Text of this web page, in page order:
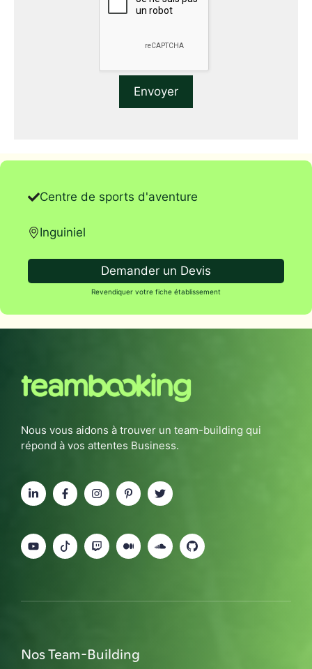
Centre de sports d'aventure
Inguiniel
Demander un Devis
Revendiquer votre fiche établissement
Nous vous aidons à trouver un team-building qui
répond à vos attentes Business.
Nos Team-Building